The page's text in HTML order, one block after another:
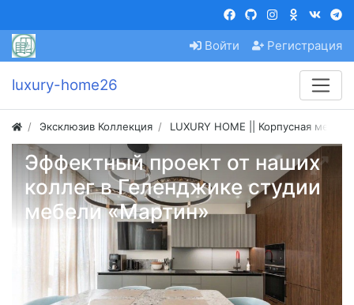
Войти Регистрация
luxury-home26
Эксклюзив Коллекция LUXURY HOME || Корпусная мебель
Эффектный проект от наших
коллег в Геленджике студии
мебели «Мартин»